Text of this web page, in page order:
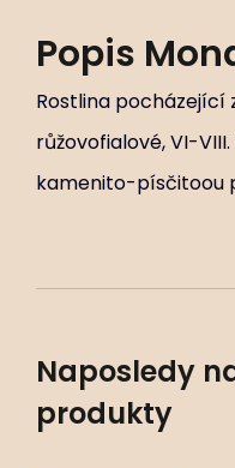
Popis
Rostlina pocházející
růžovofialové, VI-
kamenito-písčitoou
Naposledy
produkty